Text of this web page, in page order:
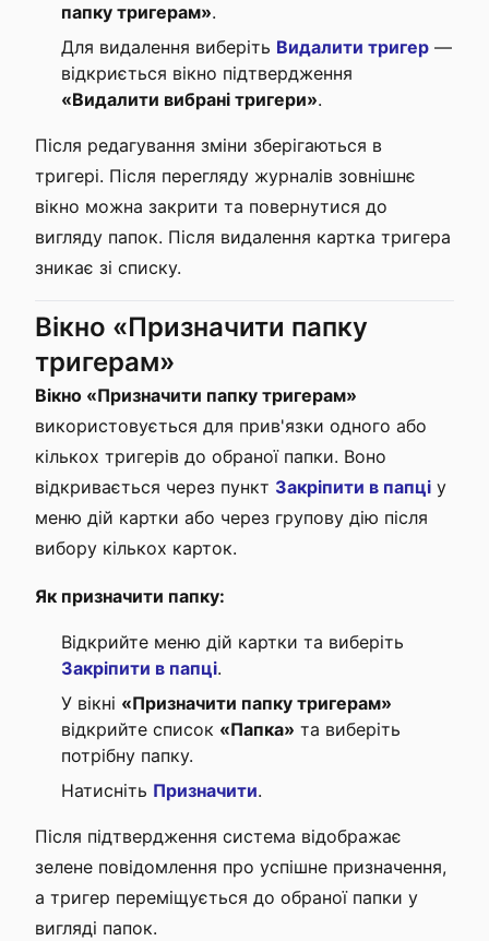
папку тригерам».
Для видалення виберіть Видалити тригер —
відкриється вікно підтвердження
«Видалити вибрані тригери».
Після редагування зміни зберігаються в
тригері. Після перегляду журналів зовнішнє
вікно можна закрити та повернутися до
вигляду папок. Після видалення картка тригера
зникає зі списку.
Вікно «Призначити папку
тригерам»
Вікно «Призначити папку тригерам»
використовується для прив'язки одного або
кількох тригерів до обраної папки. Воно
відкривається через пункт Закріпити в папці у
меню дій картки або через групову дію після
вибору кількох карток.
Як призначити папку:
Відкрийте меню дій картки та виберіть
Закріпити в папці.
У вікні «Призначити папку тригерам»
відкрийте список «Папка» та виберіть
потрібну папку.
Натисніть Призначити.
Після підтвердження система відображає
зелене повідомлення про успішне призначення,
а тригер переміщується до обраної папки у
вигляді папок.